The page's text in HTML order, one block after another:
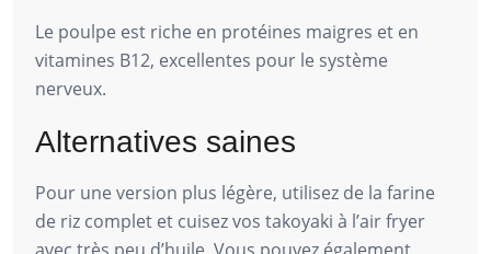
Le poulpe est riche en protéines maigres et en
vitamines B12, excellentes pour le système
nerveux.
Alternatives saines
Pour une version plus légère, utilisez de la farine
de riz complet et cuisez vos takoyaki à l’air fryer